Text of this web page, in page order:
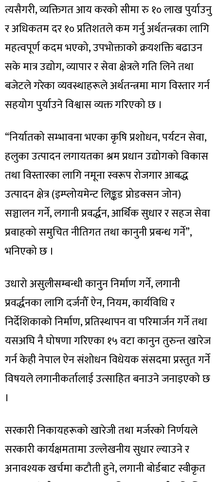
त्यसैगरी, व्यक्तिगत आय करको सीमा रु १० लाख पुर्याउनु
र अधिकतम दर १० प्रतिशतले कम गर्नु अर्थतन्त्रका लागि
महत्वपूर्ण कदम भएको, उपभोक्ताको क्रयशक्ति बढाउन
सके मात्र उद्योग, व्यापार र सेवा क्षेत्रले गति लिने तथा
बजेटले गरेका व्यवस्थाहरूले अर्थतन्त्रमा माग विस्तार गर्न
सहयोग पुर्याउने विश्वास व्यक्त गरिएको छ ।
“निर्यातको सम्भावना भएका कृषि प्रशोधन, पर्यटन सेवा,
हलुका उत्पादन लगायतका श्रम प्रधान उद्योगको विकास
तथा विस्तारका लागि नमूना स्वरूप रोजगार आबद्ध
उत्पादन क्षेत्र (इम्प्लोयमेन्ट लिङ्कड प्रोडक्सन जोन)
सञ्चालन गर्ने, लगानी प्रवर्द्धन, आर्थिक सुधार र सहज सेवा
प्रवाहको समुचित नीतिगत तथा कानुनी प्रबन्ध गर्ने”,
भनिएको छ ।
उधारो असुलीसम्बन्धी कानुन निर्माण गर्ने, लगानी
प्रवर्द्धनका लागि दर्जनौँ ऐन, नियम, कार्यविधि र
निर्देशिकाको निर्माण, प्रतिस्थापन वा परिमार्जन गर्ने तथा
यसअघि नै घोषणा गरिएका १५ वटा कानुन तुरुन्त खारेज
गर्न केही नेपाल ऐन संशोधन विधेयक संसदमा प्रस्तुत गर्ने
विषयले लगानीकर्तालाई उत्साहित बनाउने जनाइएको छ
।
सरकारी निकायहरूको खारेजी तथा मर्जरको निर्णयले
सरकारी कार्यक्षमतामा उल्लेखनीय सुधार ल्याउने र
अनावश्यक खर्चमा कटौती हुने, लगानी बोर्डबाट स्वीकृत